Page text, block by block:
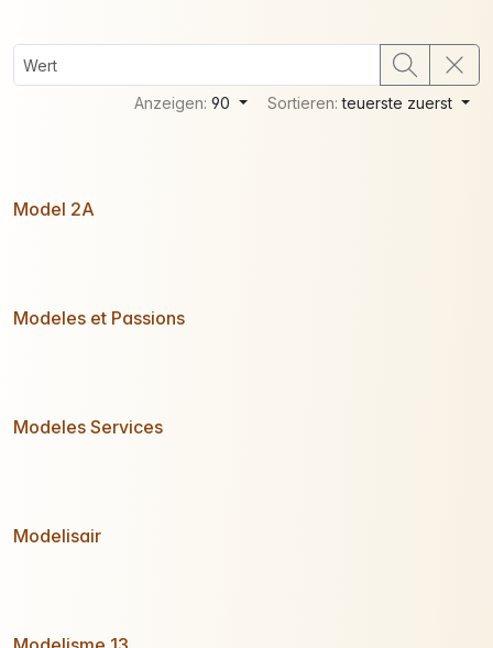
Anzeigen:90 Sortieren:teuerste zuerst
Model 2A
Modeles et Passions
Modeles Services
Modelisair